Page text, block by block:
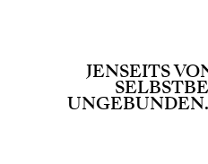
JENSEITS